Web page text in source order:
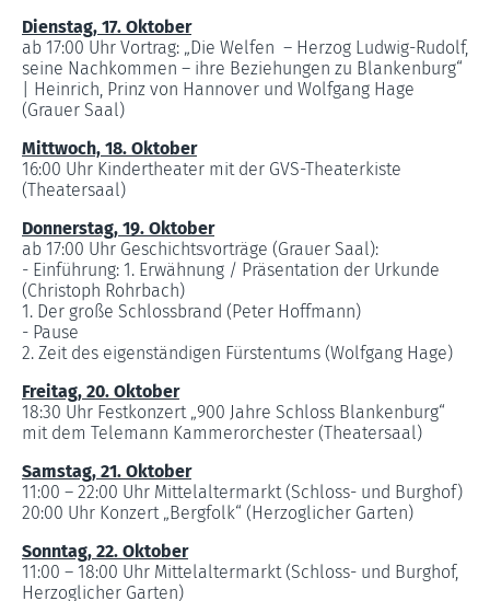
Dienstag, 17. Oktober
ab 17:00 Uhr Vortrag: „Die Welfen – Herzog Ludwig-Rudolf,
seine Nachkommen – ihre Beziehungen zu Blankenburg“
| Heinrich, Prinz von Hannover und Wolfgang Hage
(Grauer Saal)
Mittwoch, 18. Oktober
16:00 Uhr Kindertheater mit der GVS-Theaterkiste
(Theatersaal)
Donnerstag, 19. Oktober
ab 17:00 Uhr Geschichtsvorträge (Grauer Saal):
- Einführung: 1. Erwähnung / Präsentation der Urkunde
(Christoph Rohrbach)
1. Der große Schlossbrand (Peter Hoffmann)
- Pause
2. Zeit des eigenständigen Fürstentums (Wolfgang Hage)
Freitag, 20. Oktober
18:30 Uhr Festkonzert „900 Jahre Schloss Blankenburg“
mit dem Telemann Kammerorchester (Theatersaal)
Samstag, 21. Oktober
11:00 – 22:00 Uhr Mittelaltermarkt (Schloss- und Burghof)
20:00 Uhr Konzert „Bergfolk“ (Herzoglicher Garten)
Sonntag, 22. Oktober
11:00 – 18:00 Uhr Mittelaltermarkt (Schloss- und Burghof,
Herzoglicher Garten)